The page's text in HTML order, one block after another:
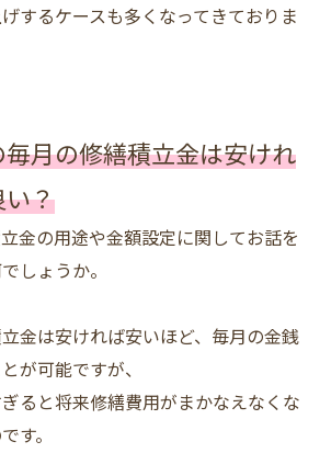
するケースも多くなってきておりま
月の修繕積立金は安けれ
？
金の用途や金額設定に関してお話を
しょうか。
金は安ければ安いほど、毎月の金銭
が可能ですが、
ると将来修繕費用がまかなえなくな
す。